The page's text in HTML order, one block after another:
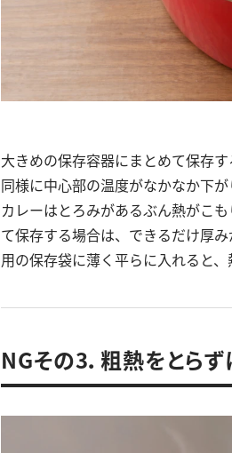
大きめの保存容器にまとめて保存
同様に中心部の温度がなかなか下が
カレーはとろみがあるぶん熱がこ
て保存する場合は、できるだけ厚
用の保存袋に薄く平らに入れると、
NGその3．粗熱をとら